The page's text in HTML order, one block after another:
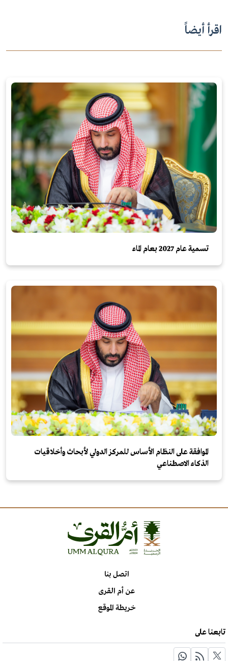
اقرأ أيضاً
تسمية عام 2027 بعام الماء
الموافقة على النظام الأساس للمركز الدولي لأبحاث وأخلاقيات
الذكاء الاصطناعي
اتصل بنا
عن أم القرى
خريطة الموقع
تابعنا على